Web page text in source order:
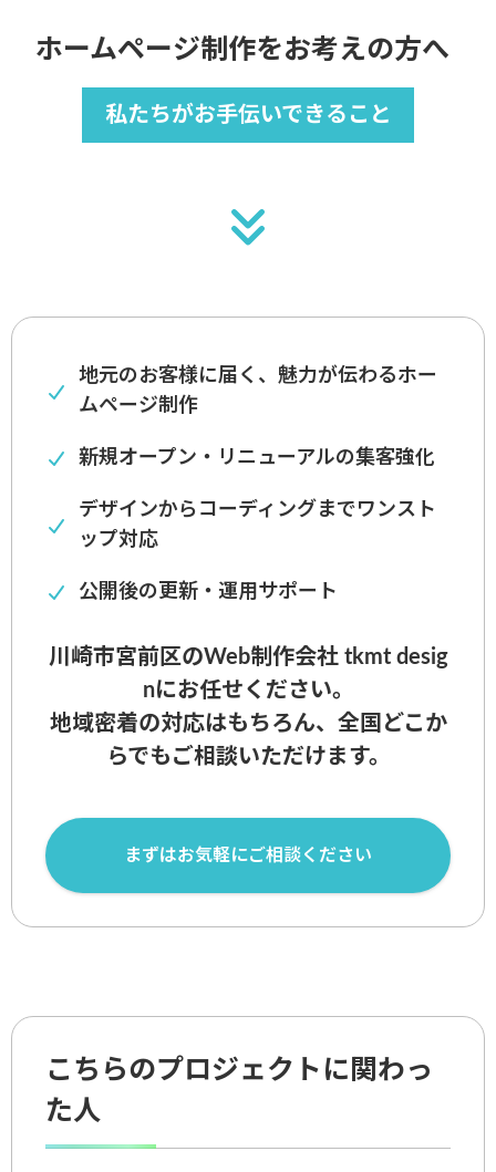
ホームページ制作をお考えの方へ
私たちがお手伝いできること
地元のお客様に届く、魅力が伝わるホー
ムページ制作
新規オープン・リニューアルの集客強化
デザインからコーディングまでワンスト
ップ対応
公開後の更新・運用サポート
川崎市宮前区のWeb制作会社 tkmt desig
nにお任せください。
地域密着の対応はもちろん、全国どこか
らでもご相談いただけます。
まずはお気軽にご相談ください
こちらのプロジェクトに関わっ
た人